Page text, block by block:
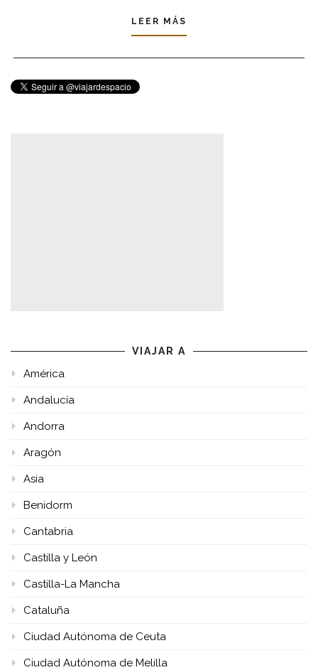
LEER MÁS
VIAJAR A
América
Andalucía
Andorra
Aragón
Asia
Benidorm
Cantabria
Castilla y León
Castilla-La Mancha
Cataluña
Ciudad Autónoma de Ceuta
Ciudad Autónoma de Melilla